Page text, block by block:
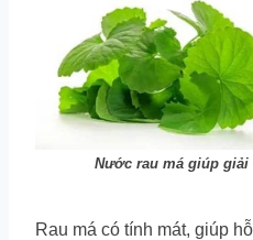
Nước rau má giúp
Rau má có tính mát, giúp